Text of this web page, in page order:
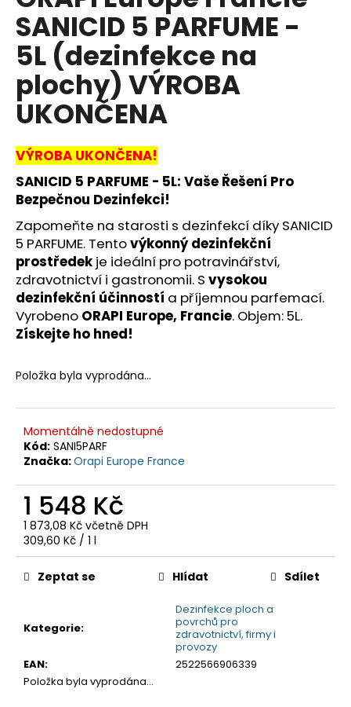
0,0
z
5
hvězdiček.
SANICID 5 PARFUME -
5L (dezinfekce na
plochy) VÝROBA
UKONČENA
VÝROBA UKONČENA!
SANICID 5 PARFUME - 5L: Vaše Řešení Pro
Bezpečnou Dezinfekci!
Zapomeňte na starosti s dezinfekcí díky SANICID
5 PARFUME. Tentovýkonný dezinfekční
prostředek je ideální pro potravinářství,
zdravotnictví i gastronomii. S vysokou
dezinfekční účinností a příjemnou parfemací.
Vyrobeno ORAPI Europe, Francie. Objem: 5L.
Získejte ho hned!
Položka byla vyprodána…
Momentálně nedostupné
Kód: SANI5PARF
Značka:Orapi Europe France
1 548 Kč
1 873,08 Kč včetně DPH
Měrná
cena:
309,60 Kč / 1 l
Kategorie:
Dezinfekce ploch a
povrchů pro
zdravotnictví, firmy i
provozy
EAN:
2522566906339
Položka byla vyprodána…
Zeptat se Hlídat Sdílet
a
j
í
t
?
HLEDAT
D
o
p
o
r
u
u
e
m
e